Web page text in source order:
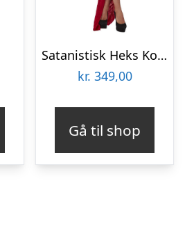
Satanistisk Heks Kostume
kr. 349,00
Gå til shop